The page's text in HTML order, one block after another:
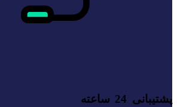
پشتیبانی 24 ساعته